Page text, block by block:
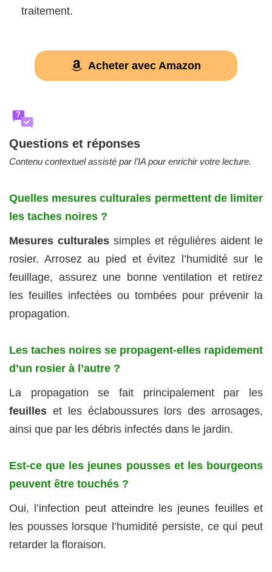
traitement.
Acheter avec Amazon
?
Questions et réponses
Contenu contextuel assisté par l’IA pour enrichir votre lecture.
Quelles mesures culturales permettent de limiter
les taches noires ?
Mesures culturales simples et régulières aident le
rosier. Arrosez au pied et évitez l’humidité sur le
feuillage, assurez une bonne ventilation et retirez
les feuilles infectées ou tombées pour prévenir la
propagation.
Les taches noires se propagent-elles rapidement
d’un rosier à l’autre ?
La propagation se fait principalement par les
feuilles et les éclaboussures lors des arrosages,
ainsi que par les débris infectés dans le jardin.
Est-ce que les jeunes pousses et les bourgeons
peuvent être touchés ?
Oui, l’infection peut atteindre les jeunes feuilles et
les pousses lorsque l’humidité persiste, ce qui peut
retarder la floraison.